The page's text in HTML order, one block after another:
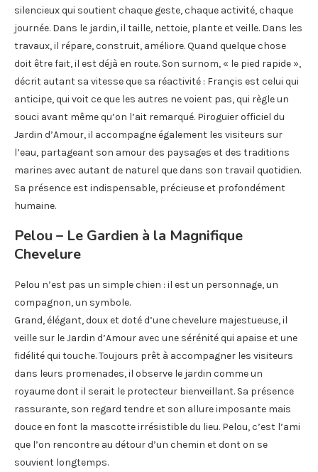
silencieux qui soutient chaque geste, chaque activité, chaque
journée. Dans le jardin, il taille, nettoie, plante et veille. Dans les
travaux, il répare, construit, améliore. Quand quelque chose
doit être fait, il est déjà en route. Son surnom, « le pied rapide »,
décrit autant sa vitesse que sa réactivité : Françis est celui qui
anticipe, qui voit ce que les autres ne voient pas, qui règle un
souci avant même qu’on l’ait remarqué. Piroguier officiel du
Jardin d’Amour, il accompagne également les visiteurs sur
l’eau, partageant son amour des paysages et des traditions
marines avec autant de naturel que dans son travail quotidien.
Sa présence est indispensable, précieuse et profondément
humaine.
Pelou – Le Gardien à la Magnifique
Chevelure
Pelou n’est pas un simple chien : il est un personnage, un
compagnon, un symbole.
Grand, élégant, doux et doté d’une chevelure majestueuse, il
veille sur le Jardin d’Amour avec une sérénité qui apaise et une
fidélité qui touche. Toujours prêt à accompagner les visiteurs
dans leurs promenades, il observe le jardin comme un
royaume dont il serait le protecteur bienveillant. Sa présence
rassurante, son regard tendre et son allure imposante mais
douce en font la mascotte irrésistible du lieu. Pelou, c’est l’ami
que l’on rencontre au détour d’un chemin et dont on se
souvient longtemps.